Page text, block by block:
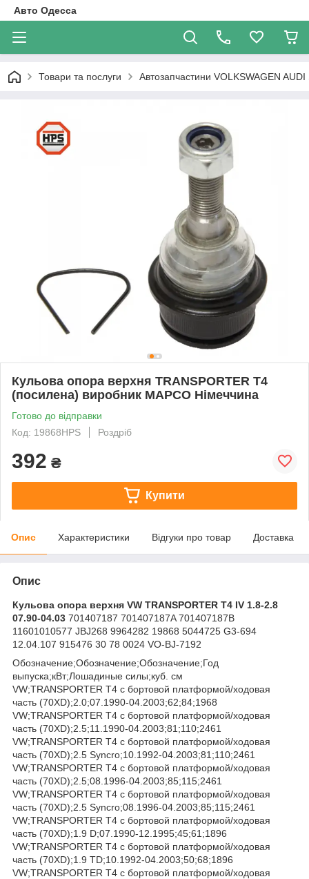
Авто Одесса
Товари та послуги Автозапчастини VOLKSWAGEN AUDI
Кульова опора верхня TRANSPORTER T4
(посилена) виробник MAPCO Німеччина
Готово до відправки
Код: 19868HPS
Роздріб
392 ₴
Купити
Опис Характеристики Відгуки про товар Доставка
Опис
Кульова опора верхня VW TRANSPORTER T4 IV 1.8-2.8
07.90-04.03 701407187 701407187A 701407187B
11601010577 JBJ268 9964282 19868 5044725 G3-694
12.04.107 915476 30 78 0024 VO-BJ-7192
Обозначение;Обозначение;Обозначение;Год
выпуска;кВт;Лошадиные силы;куб. см
VW;TRANSPORTER T4 c бортовой платформой/ходовая
часть (70XD);2.0;07.1990-04.2003;62;84;1968
VW;TRANSPORTER T4 c бортовой платформой/ходовая
часть (70XD);2.5;11.1990-04.2003;81;110;2461
VW;TRANSPORTER T4 c бортовой платформой/ходовая
часть (70XD);2.5 Syncro;10.1992-04.2003;81;110;2461
VW;TRANSPORTER T4 c бортовой платформой/ходовая
часть (70XD);2.5;08.1996-04.2003;85;115;2461
VW;TRANSPORTER T4 c бортовой платформой/ходовая
часть (70XD);2.5 Syncro;08.1996-04.2003;85;115;2461
VW;TRANSPORTER T4 c бортовой платформой/ходовая
часть (70XD);1.9 D;07.1990-12.1995;45;61;1896
VW;TRANSPORTER T4 c бортовой платформой/ходовая
часть (70XD);1.9 TD;10.1992-04.2003;50;68;1896
VW;TRANSPORTER T4 c бортовой платформой/ходовая